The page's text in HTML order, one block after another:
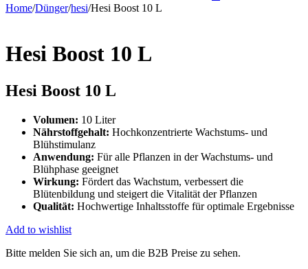
Home/Dünger/hesi/Hesi Boost 10 L
Hesi Boost 10 L
Hesi Boost 10 L
Volumen: 10 Liter
Nährstoffgehalt: Hochkonzentrierte Wachstums- und
Blühstimulanz
Anwendung: Für alle Pflanzen in der Wachstums- und
Blühphase geeignet
Wirkung: Fördert das Wachstum, verbessert die
Blütenbildung und steigert die Vitalität der Pflanzen
Qualität: Hochwertige Inhaltsstoffe für optimale Ergebnisse
Add to wishlist
Bitte melden Sie sich an, um die B2B Preise zu sehen.